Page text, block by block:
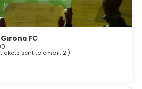
FC
sent to email: 2 )